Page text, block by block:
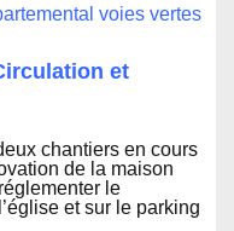
voies vertes
et
chantiers en cours
de la maison
le
et sur le parking